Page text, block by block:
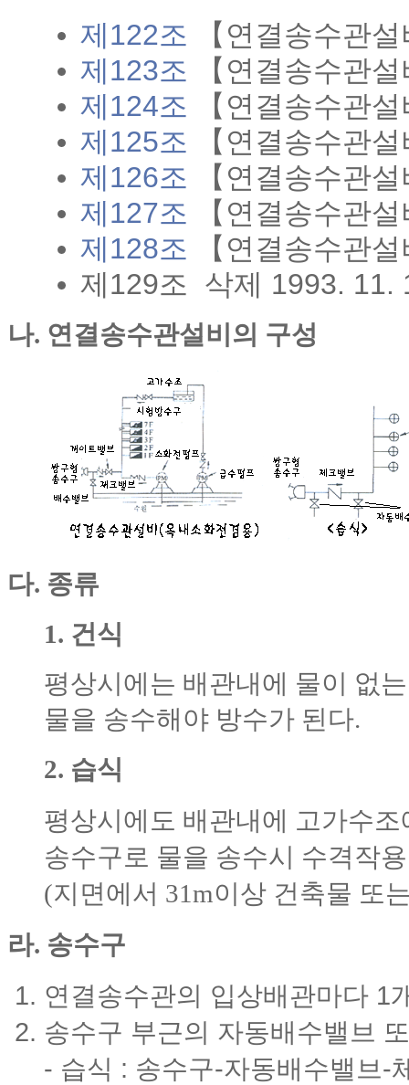
제122조
【연결송수관
제123조
【연결송수관
제124조
【연결송수관
제125조
【연결송수관
제126조
【연결송수관
제127조
【연결송수관
제128조
【연결송수관
제129조 삭제 1993. 11.
나. 연결송수관설비의 구성
다. 종류
1. 건식
평상시에는 배관내에 물이 없
물을 송수해야 방수가 된다.
2. 습식
평상시에도 배관내에 고가수
송수구로 물을 송수시 수격작
(지면에서 31m이상 건축물 또
라. 송수구
연결송수관의 입상배관마다 1
송수구 부근의 자동배수밸브
- 습식 : 송수구-자동배수밸브-